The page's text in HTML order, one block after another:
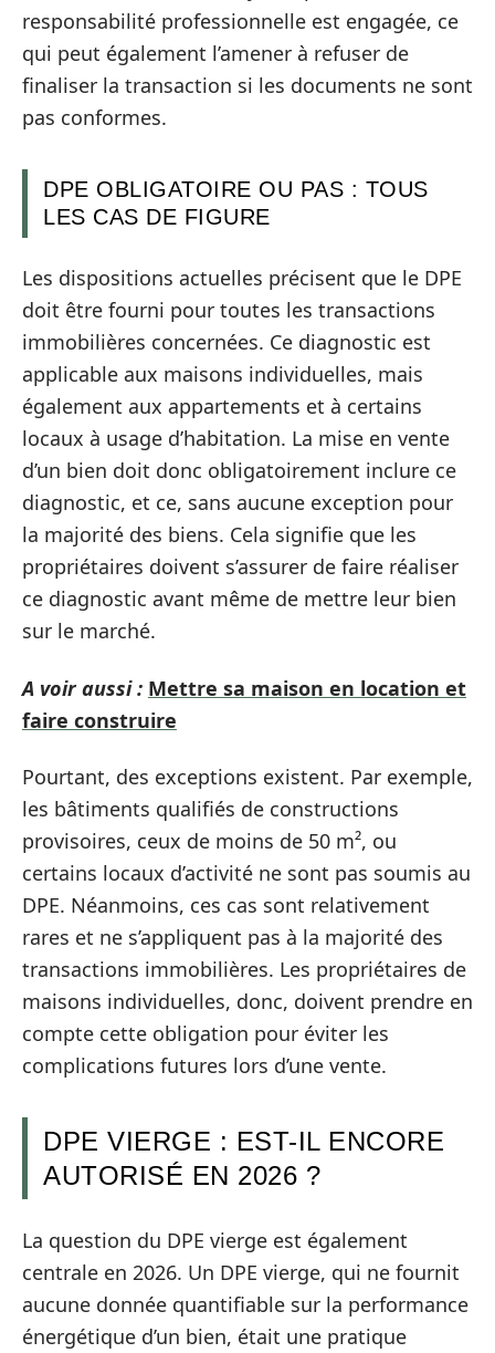
responsabilité professionnelle est engagée, ce
qui peut également l’amener à refuser de
finaliser la transaction si les documents ne sont
pas conformes.
DPE OBLIGATOIRE OU PAS : TOUS
LES CAS DE FIGURE
Les dispositions actuelles précisent que le DPE
doit être fourni pour toutes les transactions
immobilières concernées. Ce diagnostic est
applicable aux maisons individuelles, mais
également aux appartements et à certains
locaux à usage d’habitation. La mise en vente
d’un bien doit donc obligatoirement inclure ce
diagnostic, et ce, sans aucune exception pour
la majorité des biens. Cela signifie que les
propriétaires doivent s’assurer de faire réaliser
ce diagnostic avant même de mettre leur bien
sur le marché.
A voir aussi : Mettre sa maison en location et
faire construire
Pourtant, des exceptions existent. Par exemple,
les bâtiments qualifiés de constructions
provisoires, ceux de moins de 50 m², ou
certains locaux d’activité ne sont pas soumis au
DPE. Néanmoins, ces cas sont relativement
rares et ne s’appliquent pas à la majorité des
transactions immobilières. Les propriétaires de
maisons individuelles, donc, doivent prendre en
compte cette obligation pour éviter les
complications futures lors d’une vente.
DPE VIERGE : EST-IL ENCORE
AUTORISÉ EN 2026 ?
La question du DPE vierge est également
centrale en 2026. Un DPE vierge, qui ne fournit
aucune donnée quantifiable sur la performance
énergétique d’un bien, était une pratique